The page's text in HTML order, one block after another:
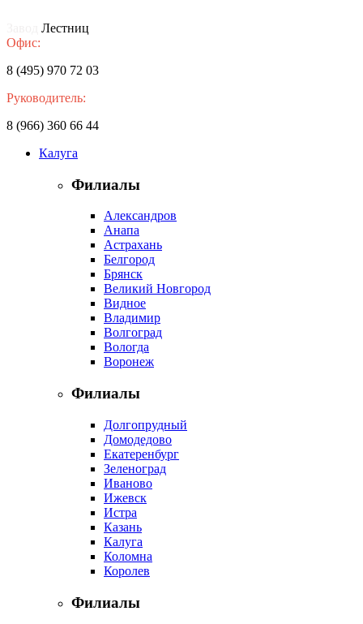
Лестниц
Офис:
8 (495) 970 72 03
Руководитель:
8 (966) 360 66 44
Калуга
Филиалы
Александров
Анапа
Астрахань
Белгород
Брянск
Великий Новгород
Видное
Владимир
Волгоград
Вологда
Воронеж
Филиалы
Долгопрудный
Домодедово
Екатеренбург
Зеленоград
Иваново
Ижевск
Истра
Казань
Калуга
Коломна
Королев
Филиалы